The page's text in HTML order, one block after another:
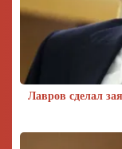
Лавров сделал